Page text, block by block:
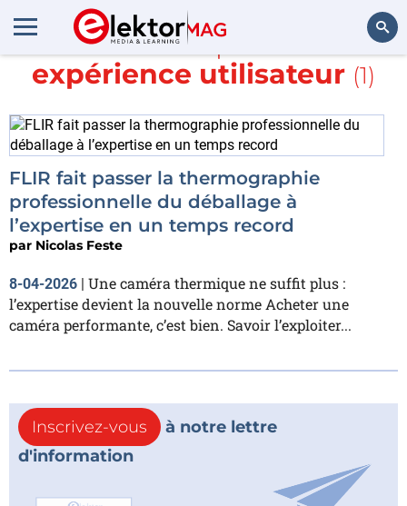
Rechercher
En savoir plus sur
expérience utilisateur (1)
FLIR fait passer la thermographie
professionnelle du déballage à
l’expertise en un temps record
par Nicolas Feste
8-04-2026 | Une caméra thermique ne suffit plus :
l’expertise devient la nouvelle norme Acheter une
caméra performante, c’est bien. Savoir l’exploiter...
Inscrivez-vous
à notre lettre
d'information